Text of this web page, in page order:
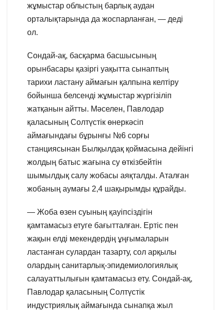
жұмыстар облыстың барлық аудан
орталықтарында да жоспарланған, — деді
ол.
Сондай-ақ, басқарма басшысының
орынбасары қазіргі уақытта сынаптың
тарихи ластану аймағын қалпына келтіру
бойынша белсенді жұмыстар жүргізіліп
жатқанын айтты. Мәселен, Павлодар
қаласының Солтүстік өнеркәсіп
аймағындағы бұрынғы №6 сорғы
станциясынан Былқылдақ қоймасына дейінгі
жолдың батыс жағына су өткізбейтін
шымылдық салу жобасы аяқталды. Аталған
жобаның аумағы 2,4 шақырымды құрайды.
— Жоба өзен суының қауіпсіздігін
қамтамасыз етуге бағытталған. Ертіс пен
жақын елді мекендердің ұңғымаларын
ластанған сулардан тазарту, сол арқылы
олардың санитарлық-эпидемиологиялық
салауаттылығын қамтамасыз ету. Сондай-ақ,
Павлодар қаласының Солтүстік
индустриялық аймағында сынапқа жыл